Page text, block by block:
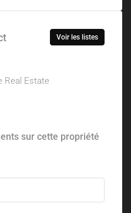
Voir les listes
Real Estate
sur cette propriété